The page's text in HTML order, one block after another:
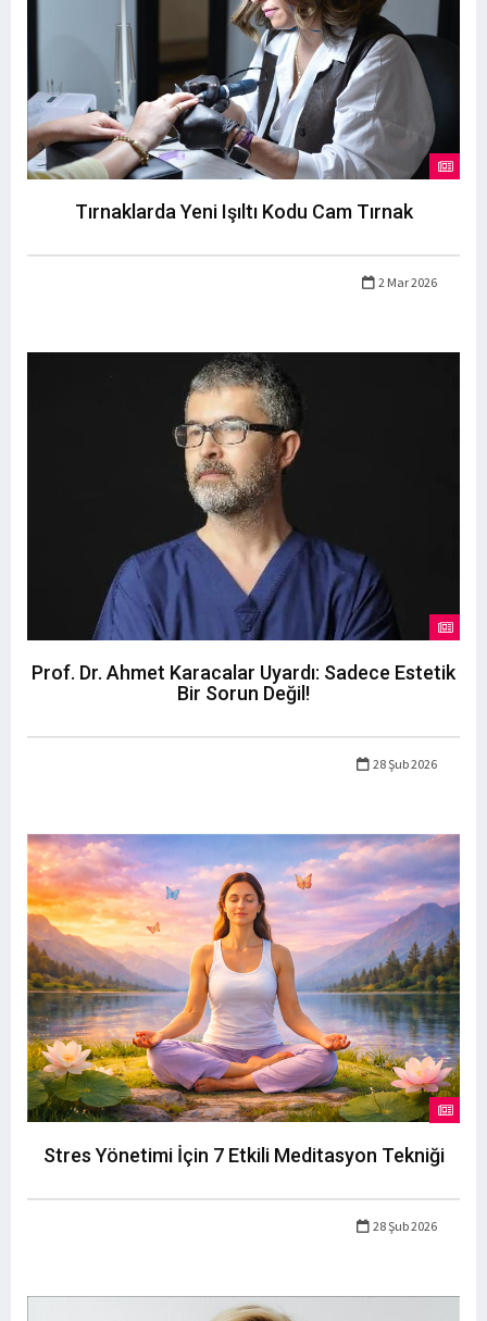
Tırnaklarda Yeni Işıltı Kodu Cam Tırnak
2 Mar 2026
Prof. Dr. Ahmet Karacalar Uyardı: Sadece Estetik
Bir Sorun Değil!
28 Şub 2026
Stres Yönetimi İçin 7 Etkili Meditasyon Tekniği
28 Şub 2026